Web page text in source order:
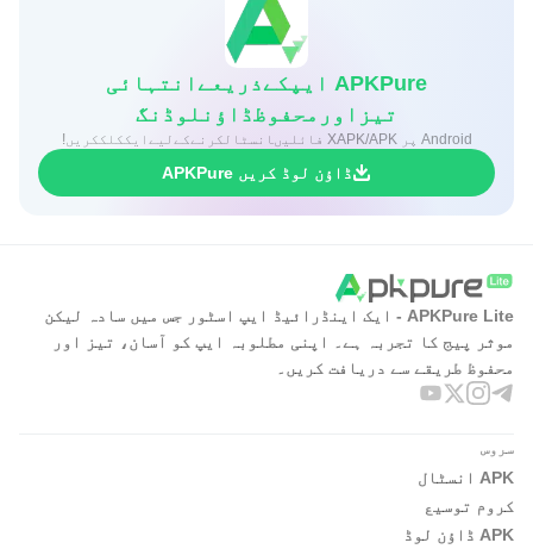
APKPure ایپکےذریعےانتہائی
تیزاورمحفوظڈاؤنلوڈنگ
Android پر XAPK/APK فائلیںانسٹالکرنےکےلیےایککلککریں!
ڈاؤن لوڈ کریں APKPure
APKPure Lite - ایک اینڈرائیڈ ایپ اسٹور جس میں سادہ لیکن
موثر پیج کا تجربہ ہے۔ اپنی مطلوبہ ایپ کو آسان، تیز اور
محفوظ طریقے سے دریافت کریں۔
سروس
APK انسٹال
کروم توسیع
APK ڈاؤن لوڈ